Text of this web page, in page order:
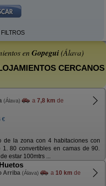
FILTROS
enGopegui(Álava)
CERCANOS
(Álava) a 7,8 km de
€
de la zona con 4 habitaciones con
1. 80 convertibles en camas de 90.
estar 100mtrs ...
Arriba (Álava) a 10 km de